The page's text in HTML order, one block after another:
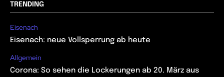
TRENDING
Eisenach
Eisenach: neue Vollsperrung ab heute
Allgemein
Corona: So sehen die Lockerungen ab 20. März aus